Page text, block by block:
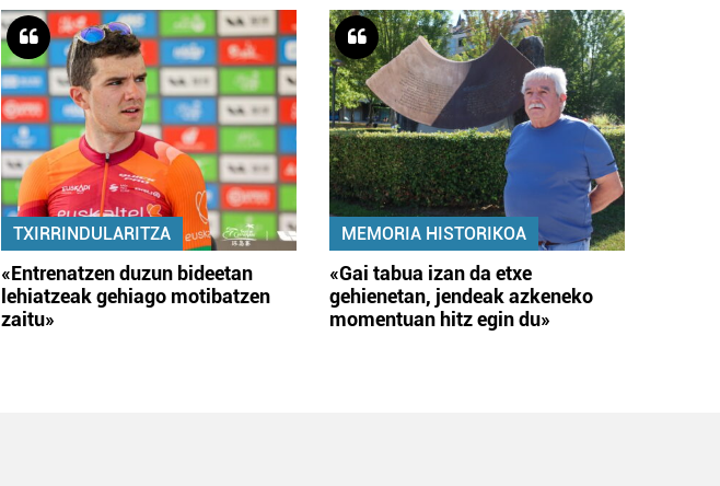
TXIRRINDULARITZA
«Entrenatzen duzun bideetan
lehiatzeak gehiago motibatzen
zaitu»
MEMORIA HISTORIKOA
«Gai tabua izan da etxe
gehienetan, jendeak azkeneko
momentuan hitz egin du»